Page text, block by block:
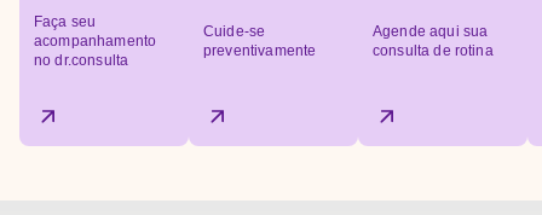
Faça seu
acompanhamento
no dr.consulta
Cuide-se
preventivamente
Agende aqui sua
consulta de rotina